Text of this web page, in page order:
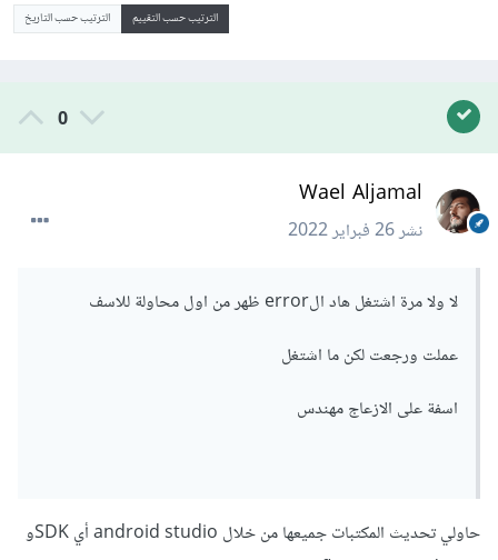
الترتيب حسب التقييم الترتيب حسب التاريخ
0
Wael Aljamal
نشر26 فبراير 2022
لا ولا مرة اشتغل هاد الerror ظهر من اول محاولة للاسف
عملت ورجعت لكن ما اشتغل
اسفة على الازعاج مهندس
حاولي تحديث المكتبات جميعها من خلال android studio أي SDKو